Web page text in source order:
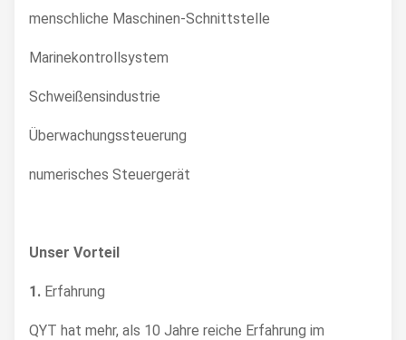
menschliche Maschinen-Schnittstelle
Marinekontrollsystem
Schweißensindustrie
Überwachungssteuerung
numerisches Steuergerät
Unser Vorteil
1. Erfahrung
QYT hat mehr, als 10 Jahre reiche Erfahrung im